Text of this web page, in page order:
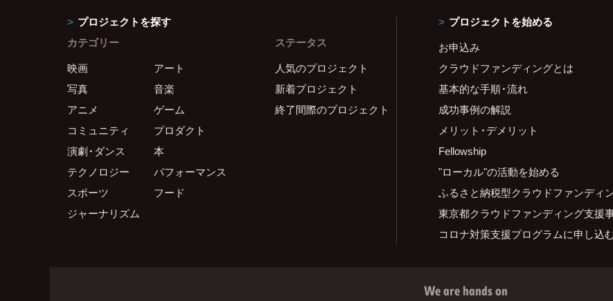
プロジェクトを探す
カテゴリー
映画
アート
写真
音楽
アニメ
ゲーム
コミュニティ
プロダクト
演劇・ダンス
本
テクノロジー
パフォーマンス
スポーツ
フード
ジャーナリズム
ステータス
人気のプロジェクト
新着プロジェクト
終了間際のプロジェクト
プロジェクトを始める
お申込み
クラウドファンディングとは
基本的な手順・流れ
成功事例の解説
メリット・デメリット
Fellowship
"ローカル"の活動を始める
ふるさと納税型クラウドファンディ
東京都クラウドファンディング支援
コロナ対策支援プログラムに申し込
We are hands on